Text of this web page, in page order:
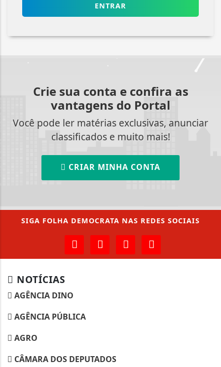
ENTRAR
Crie sua conta e confira as
vantagens do Portal
Você pode ler matérias exclusivas, anunciar
classificados e muito mais!
CRIAR MINHA CONTA
SIGA FOLHA DEMOCRATA NAS REDES SOCIAIS
NOTÍCIAS
AGÊNCIA DINO
AGÊNCIA PÚBLICA
AGRO
CÂMARA DOS DEPUTADOS